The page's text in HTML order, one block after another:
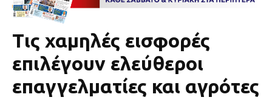
Τις χαμηλές εισφορές
επιλέγουν ελεύθεροι
επαγγελματίες και αγρότες